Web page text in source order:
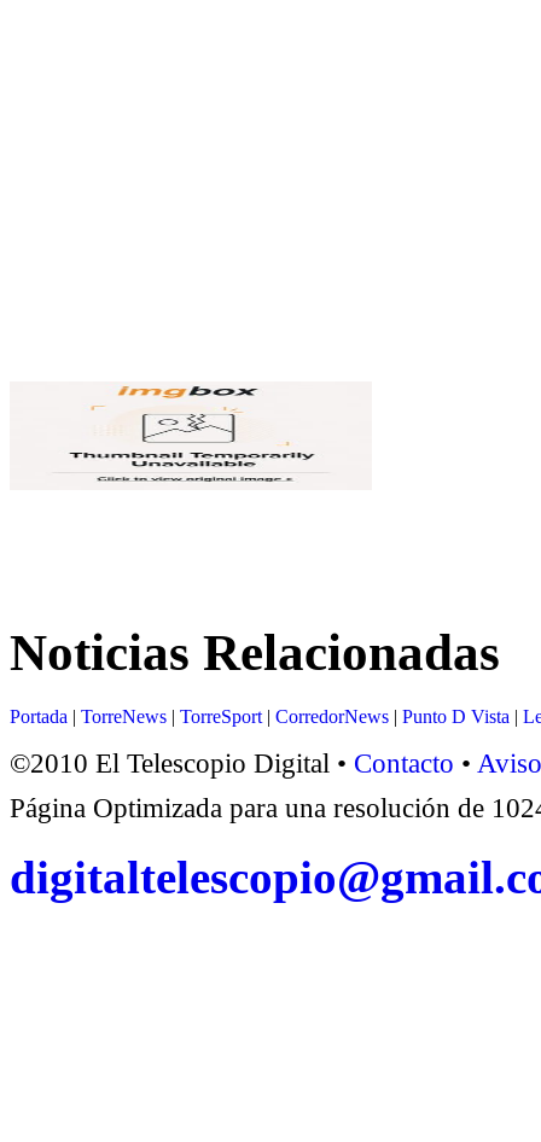
Noticias Relacionadas
Portada | TorreNews | TorreSport | CorredorNews | Punto D Vista |
©2010 El Telescopio Digital • Contacto •
Página Optimizada para una resolución de